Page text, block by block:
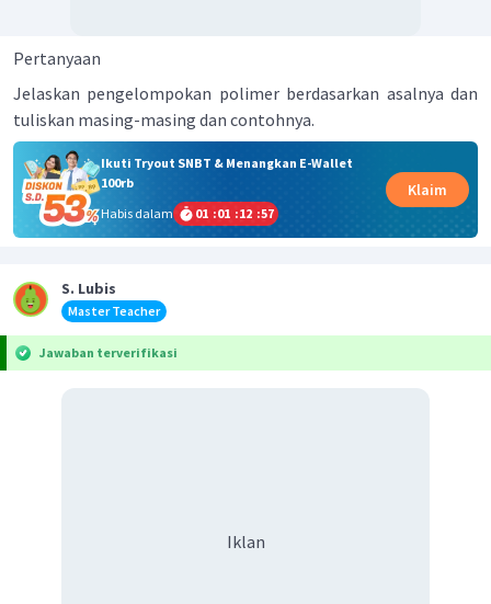
Pertanyaan
Jelaskan pengelompokan polimer berdasarkan asalnya dan
tuliskan masing-masing dan contohnya.
Ikuti Tryout SNBT & Menangkan E-Wallet
100rb
Habis dalam
01 :01 :12 :57
Klaim
S. Lubis
Master Teacher
Jawaban terverifikasi
Iklan